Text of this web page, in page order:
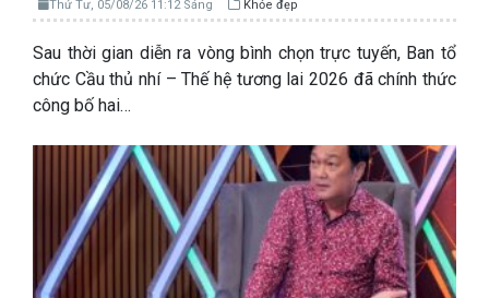
Thứ Tư, 05/08/26 11:12 Sáng Khỏe đẹp
Sau thời gian diễn ra vòng bình chọn trực tuyến, Ban tổ
chức Cầu thủ nhí – Thế hệ tương lai 2026 đã chính thức
công bố hai…